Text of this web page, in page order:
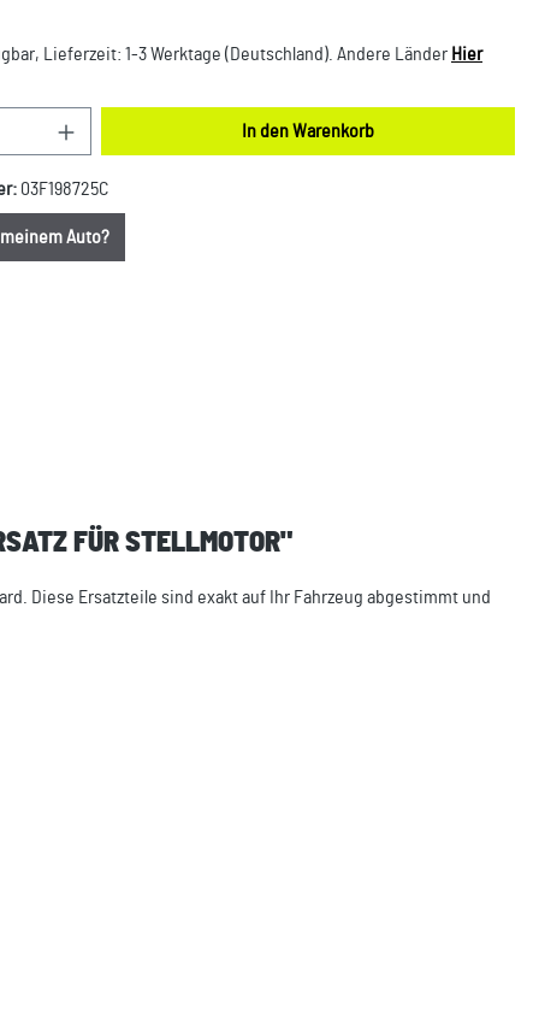
Lieferzeit: 1-3 Werktage (Deutschland). Andere Länder Hier
Gib den gewünschten Wert ein oder
In den Warenkorb
03F198725C
meinem Auto?
FÜR STELLMOTOR"
Diese Ersatzteile sind exakt auf Ihr Fahrzeug abgestimmt und